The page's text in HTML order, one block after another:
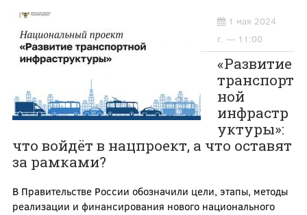
1 мая 2024
г. — 11:00
«Развитие
транспорт
ной
инфрастр
уктуры»:
что войдёт в нацпроект, а что оставят
за рамками?
В Правительстве России обозначили цели, этапы, методы
реализации и финансирования нового национального